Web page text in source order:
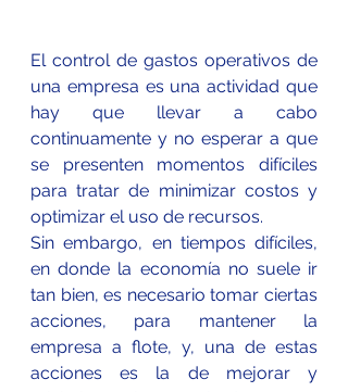
El control de gastos operativos de
una empresa es una actividad que
hay que llevar a cabo
continuamente y no esperar a que
se presenten momentos difíciles
para tratar de minimizar costos y
optimizar el uso de recursos.
Sin embargo, en tiempos difíciles,
en donde la economía no suele ir
tan bien, es necesario tomar ciertas
acciones, para mantener la
empresa a flote, y, una de estas
acciones es la de mejorar y